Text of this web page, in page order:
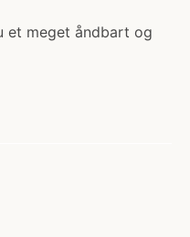
et meget åndbart og